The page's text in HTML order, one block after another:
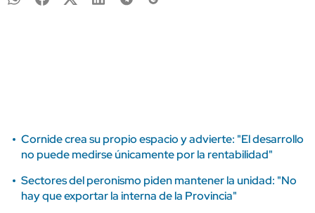
Cornide crea su propio espacio y advierte: "El desarrollo
no puede medirse únicamente por la rentabilidad"
Sectores del peronismo piden mantener la unidad: "No
hay que exportar la interna de la Provincia"